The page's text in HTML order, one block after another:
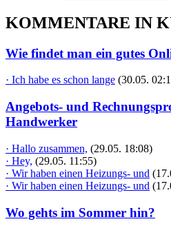
KOMMENTARE IN
Wie findet man ein gutes
· Ich habe es schon lange (30.05.
Angebots- und
Handwerker
· Hallo zusammen, (29.05. 18:08)
· Hey, (29.05. 11:55)
· Wir haben einen Heizungs- und
· Wir haben einen Heizungs- und
Wo gehts im Sommer hin?